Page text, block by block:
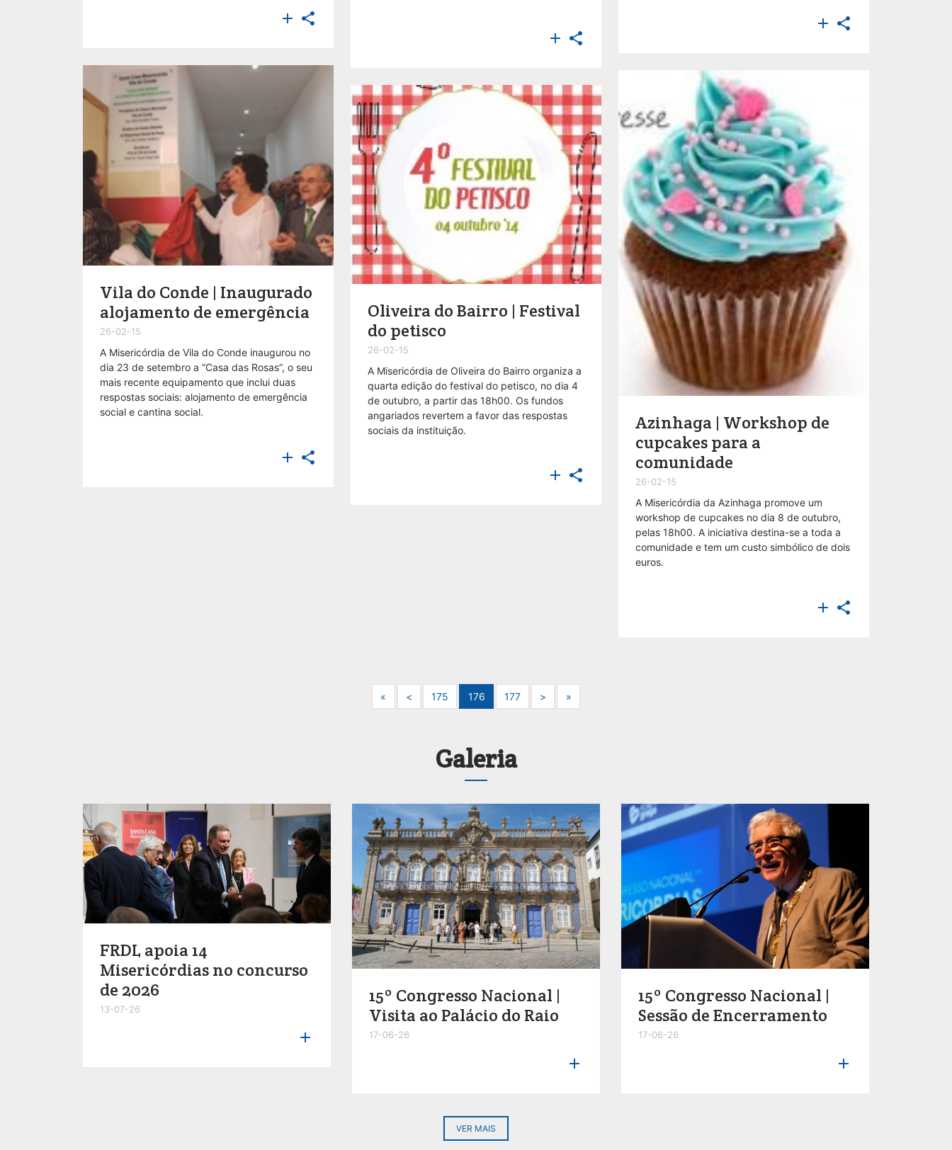
 
Vila do Conde | Inaugurado
alojamento de emergência
26-02-15
A Misericórdia de Vila do Conde inaugurou no
dia 23 de setembro a “Casa das Rosas”, o seu
mais recente equipamento que inclui duas
respostas sociais: alojamento de emergência
social e cantina social.
 
 
Oliveira do Bairro | Festival
do petisco
26-02-15
A Misericórdia de Oliveira do Bairro organiza a
quarta edição do festival do petisco, no dia 4
de outubro, a partir das 18h00. Os fundos
angariados revertem a favor das respostas
sociais da instituição.
 
 
Azinhaga | Workshop de
cupcakes para a
comunidade
26-02-15
A Misericórdia da Azinhaga promove um
workshop de cupcakes no dia 8 de outubro,
pelas 18h00. A iniciativa destina-se a toda a
comunidade e tem um custo simbólico de dois
euros.
 
« Next<Previous
175 176 177 > Next»Next
Galeria
FRDL apoia 14
Misericórdias no concurso
de 2026
13-07-26

15º Congresso Nacional |
Visita ao Palácio do Raio
17-06-26

15º Congresso Nacional |
Sessão de Encerramento
17-06-26

VER MAIS